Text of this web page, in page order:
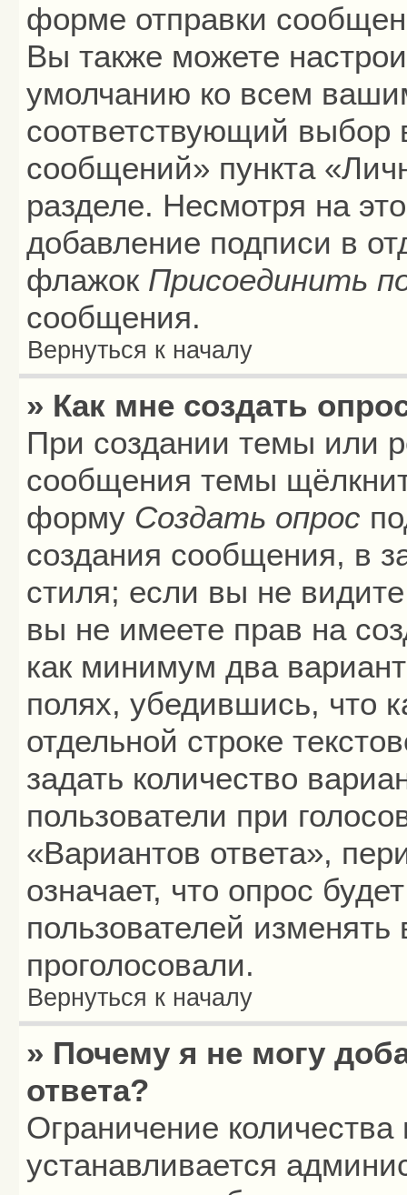
форме отправки
Вы также можете
умолчанию ко всем
соответствующий выбор
сообщений» пункта
разделе. Несмотря на
добавление подписи в
флажок Присоединить
сообщения.
Вернуться к началу
» Как мне создать
При создании темы или
сообщения темы
форму Создать опрос
создания сообщения, в
стиля; если вы не
вы не имеете прав на
как минимум два
полях, убедившись, что
отдельной строке
задать количество
пользователи при
«Вариантов ответа»,
означает, что опрос
пользователей
проголосовали.
Вернуться к началу
» Почему я не могу
ответа?
Ограничение количества
устанавливается